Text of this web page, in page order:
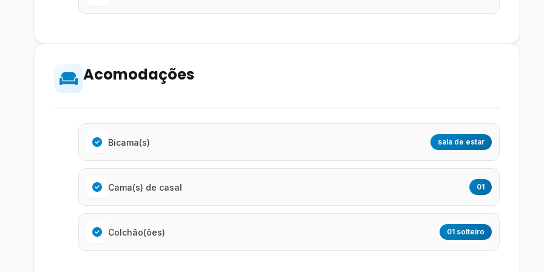
Acomodações
Bicama(s) sala de estar
Cama(s) de casal 01
Colchão(ões) 01 solteiro